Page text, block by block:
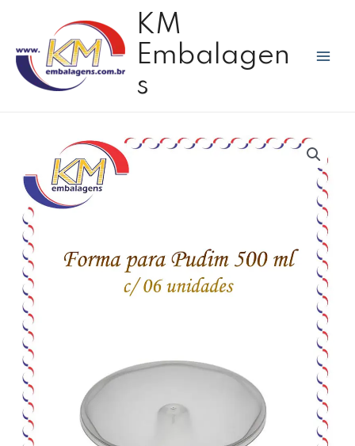
conteúdo
KM
Embalagen
s
c/tampa
500
ml
06
unidades
quantidade